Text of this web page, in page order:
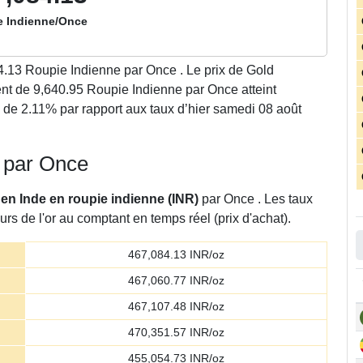
Indienne/Once
Roupie Indienne par Once . Le prix de Gold
de 9,640.95 Roupie Indienne par Once atteint
2.11% par rapport aux taux d’hier samedi 08 août
Once
Inde en roupie indienne (INR) par Once . Les taux
de l'or au comptant en temps réel (prix d'achat).
467,084.13 INR/oz
467,060.77 INR/oz
467,107.48 INR/oz
470,351.57 INR/oz
455,054.73 INR/oz